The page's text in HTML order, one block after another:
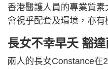
香港醫護人員的專業質素
會視乎配套及環境，亦有
長女不幸早夭 豁達
兩人的長女Constance在